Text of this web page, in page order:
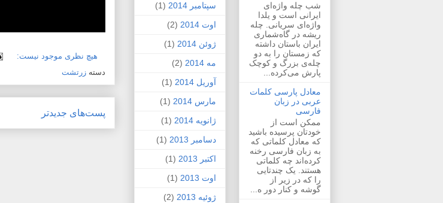
هیچ نظری موجود نیست:
دسته زرتشت
پست‌های جدیدتر
شب چله واژه‌ای
ایرانی است و یلدا
واژه‌ای سریانی. چله
ریشه در گاه‌شماری
ایران باستان داشته
که زمستان را به دو
چله‌ی بزرگ و کوچک
پارش می‌کرده...
معادل پارسی کلمات
عربی در زبان
فارسی
ممکن است از
خودتان پرسیده باشید
که معادل کلماتی که
به زبان فارسی رخنه
کرده‌اند چه کلماتی
هستند. یک چندتایی
را که در زیر از
گوشه و کنار دور ه...
سپتامبر 2014
(1)
اوت 2014
(2)
ژوئن 2014
(1)
مه 2014
(2)
آوریل 2014
(1)
مارس 2014
(1)
ژانویه 2014
(1)
دسامبر 2013
(1)
اکتبر 2013
(1)
اوت 2013
(1)
ژوئیه 2013
(2)